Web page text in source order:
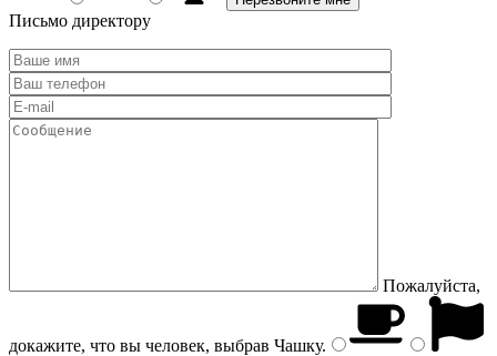
Письмо директору
Пожалуйста,
докажите, что вы человек, выбрав Чашку.